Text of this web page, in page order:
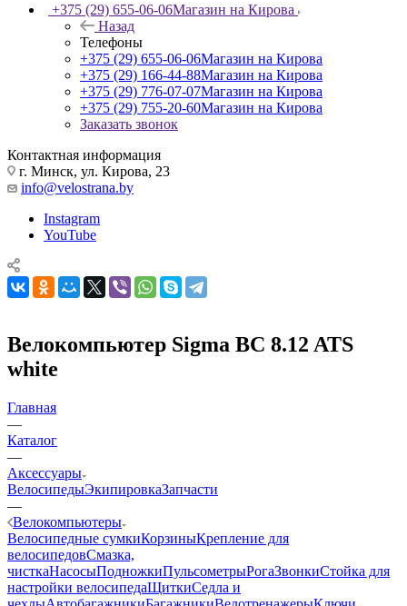
+375 (29) 655-06-06Магазин на Кирова
Назад
Телефоны
+375 (29) 655-06-06Магазин на Кирова
+375 (29) 166-44-88Магазин на Кирова
+375 (29) 776-07-07Магазин на Кирова
+375 (29) 755-20-60Магазин на Кирова
Заказать звонок
Контактная информация
г. Минск, ул. Кирова, 23
info@velostrana.by
Instagram
YouTube
Велокомпьютер Sigma BC 8.12 ATS
white
Главная
—
Каталог
—
Аксессуары
ВелосипедыЭкипировкаЗапчасти
—
Велокомпьютеры
Велосипедные сумкиКорзиныКрепление для
велосипедовСмазка,
чисткаНасосыПодножкиПульсометрыРогаЗвонкиСтойка для
настройки велосипедаЩиткиСедла и